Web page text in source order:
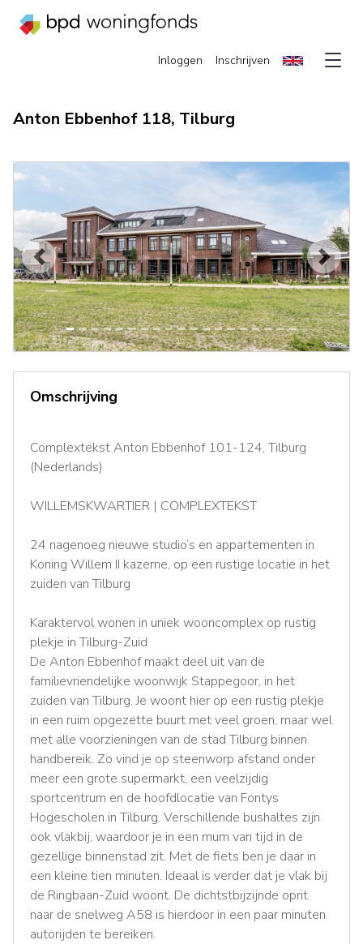
Inloggen Inschrijven
Anton Ebbenhof 118, Tilburg
Vorige
Omschrijving
Complextekst Anton Ebbenhof 101-124, Tilburg
(Nederlands)
WILLEMSKWARTIER | COMPLEXTEKST
24 nagenoeg nieuwe studio’s en appartementen in
Koning Willem II kazerne, op een rustige locatie in het
zuiden van Tilburg
Karaktervol wonen in uniek wooncomplex op rustig
plekje in Tilburg-Zuid
De Anton Ebbenhof maakt deel uit van de
familievriendelijke woonwijk Stappegoor, in het
zuiden van Tilburg. Je woont hier op een rustig plekje
in een ruim opgezette buurt met veel groen, maar wel
met alle voorzieningen van de stad Tilburg binnen
handbereik. Zo vind je op steenworp afstand onder
meer een grote supermarkt, een veelzijdig
sportcentrum en de hoofdlocatie van Fontys
Hogescholen in Tilburg. Verschillende bushaltes zijn
ook vlakbij, waardoor je in een mum van tijd in de
gezellige binnenstad zit. Met de fiets ben je daar in
een kleine tien minuten. Ideaal is verder dat je vlak bij
de Ringbaan-Zuid woont. De dichtstbijzijnde oprit
naar de snelweg A58 is hierdoor in een paar minuten
autorijden te bereiken.